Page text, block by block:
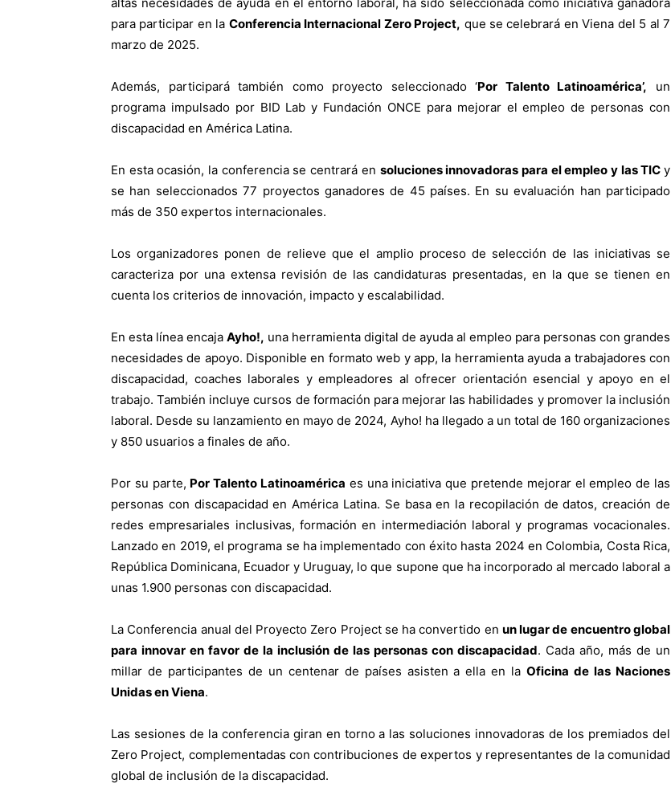
para participar en la Conferencia Internacional Zero Project, que se celebrará en Viena del 5 al 7
marzo de 2025.
Además, participará también como proyecto seleccionado ‘Por Talento Latinoamérica’, un
programa impulsado por BID Lab y Fundación ONCE para mejorar el empleo de personas con
discapacidad en América Latina.
En esta ocasión, la conferencia se centrará en soluciones innovadoras para el empleo y las TIC y
se han seleccionados 77 proyectos ganadores de 45 países. En su evaluación han participado
más de 350 expertos internacionales.
Los organizadores ponen de relieve que el amplio proceso de selección de las iniciativas se
caracteriza por una extensa revisión de las candidaturas presentadas, en la que se tienen en
cuenta los criterios de innovación, impacto y escalabilidad.
En esta línea encaja Ayho!, una herramienta digital de ayuda al empleo para personas con grandes
necesidades de apoyo. Disponible en formato web y app, la herramienta ayuda a trabajadores con
discapacidad, coaches laborales y empleadores al ofrecer orientación esencial y apoyo en el
trabajo. También incluye cursos de formación para mejorar las habilidades y promover la inclusión
laboral. Desde su lanzamiento en mayo de 2024, Ayho! ha llegado a un total de 160 organizaciones
y 850 usuarios a finales de año.
Por su parte, Por Talento Latinoamérica es una iniciativa que pretende mejorar el empleo de las
personas con discapacidad en América Latina. Se basa en la recopilación de datos, creación de
redes empresariales inclusivas, formación en intermediación laboral y programas vocacionales.
Lanzado en 2019, el programa se ha implementado con éxito hasta 2024 en Colombia, Costa Rica,
República Dominicana, Ecuador y Uruguay, lo que supone que ha incorporado al mercado laboral a
unas 1.900 personas con discapacidad.
La Conferencia anual del Proyecto Zero Project se ha convertido en un lugar de encuentro global
para innovar en favor de la inclusión de las personas con discapacidad. Cada año, más de un
millar de participantes de un centenar de países asisten a ella en laOficina de las Naciones
Unidas en Viena.
Las sesiones de la conferencia giran en torno a las soluciones innovadoras de los premiados del
Zero Project, complementadas con contribuciones de expertos y representantes de la comunidad
global de inclusión de la discapacidad.